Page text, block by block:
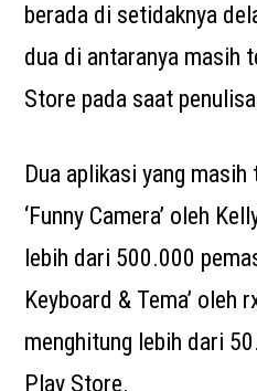
berada di setidaknya
dua di antaranya masih
Store pada saat
Dua aplikasi yang
‘Funny Camera’ oleh
lebih dari 500.000
Keyboard & Tema’ oleh
menghitung lebih dari
Play Store.